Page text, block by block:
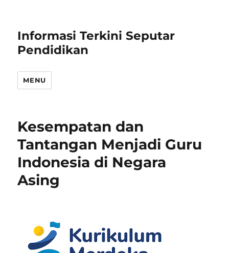
Informasi Terkini Seputar
Pendidikan
MENU
Kesempatan dan
Tantangan Menjadi Guru
Indonesia di Negara
Asing